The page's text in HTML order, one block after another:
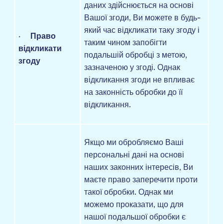
· Право
відкликати
згоду
даних здійснюється на основі
Вашої згоди, Ви можете в будь-
який час відкликати таку згоду і
таким чином запобігти
подальшій обробці з метою,
зазначеною у згоді. Однак
відкликання згоди не впливає
на законність обробки до її
відкликання.
Якщо ми обробляємо Ваші
персональні дані на основі
наших законних інтересів, Ви
маєте право заперечити проти
такої обробки. Однак ми
можемо проказати, що для
нашої подальшої обробки є